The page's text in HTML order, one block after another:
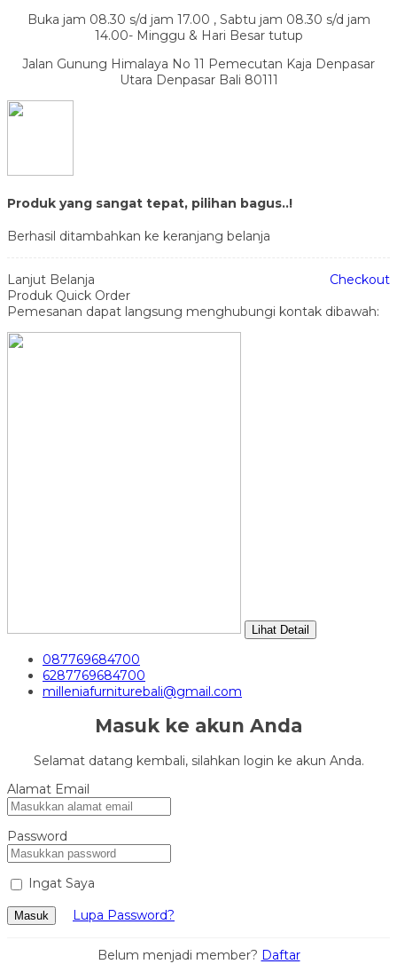
Buka jam 08.30 s/d jam 17.00 , Sabtu jam 08.30 s/d jam
14.00- Minggu & Hari Besar tutup
Jalan Gunung Himalaya No 11 Pemecutan Kaja Denpasar
Utara Denpasar Bali 80111
Produk yang sangat tepat, pilihan bagus..!
Berhasil ditambahkan ke keranjang belanja
Lanjut Belanja
Checkout
Produk Quick Order
Pemesanan dapat langsung menghubungi kontak dibawah:
Lihat Detail
087769684700
6287769684700
milleniafurniturebali@gmail.com
Masuk ke akun Anda
Selamat datang kembali, silahkan login ke akun Anda.
Alamat Email
Password
Ingat Saya
Masuk Lupa Password?
Belum menjadi member? Daftar